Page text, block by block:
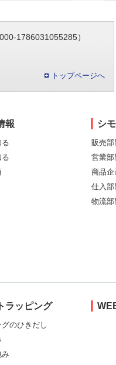
1786031055285）
トップページへ
報 シ
販売部
営業部
商品企
仕入部
物流部
ラッピング
のひきだし
み